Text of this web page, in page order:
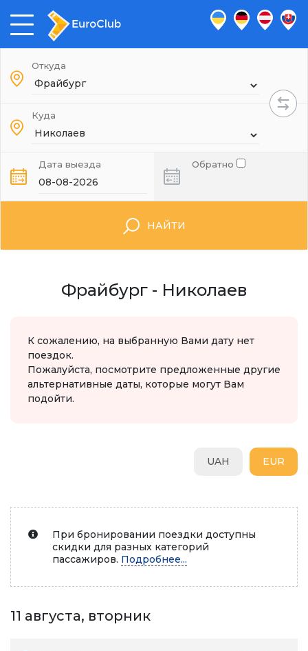
Откуда
Куда
Дата выезда Обратно
НАЙТИ
Фрайбург - Николаев
К сожалению, на выбранную Вами дату нет
поездок.
Пожалуйста, посмотрите предложенные другие
альтернативные даты, которые могут Вам
подойти.
EUR
UAH
При бронировании поездки доступны
скидки для разных категорий
пассажиров. Подробнее...
11 августа, вторник